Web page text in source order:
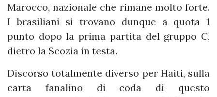
Marocco, nazionale che rimane molto forte.
I brasiliani si trovano dunque a quota 1
punto dopo la prima partita del gruppo C,
dietro la Scozia in testa.
Discorso totalmente diverso per Haiti, sulla
carta fanalino di coda di questo